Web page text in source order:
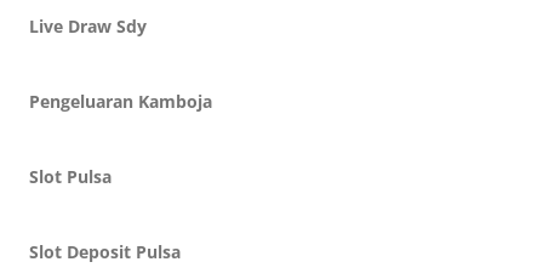
Live Draw Sdy
Pengeluaran Kamboja
Slot Pulsa
Slot Deposit Pulsa